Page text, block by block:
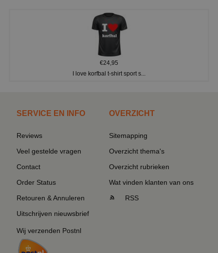
€24,95
I love korfbal t-shirt sport s...
SERVICE EN INFO
Reviews
Veel gestelde vragen
Contact
Order Status
Retouren & Annuleren
Uitschrijven nieuwsbrief
Wij verzenden Postnl
OVERZICHT
Sitemapping
Overzicht thema's
Overzicht rubrieken
Wat vinden klanten van ons
RSS